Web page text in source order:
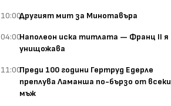
10:00Другият мит за Минотавъра
04:00Наполеон иска титлата — Франц II я
унищожава
11:00Преди 100 години Гертруд Едерле
преплува Ламанша по-бързо от всеки
мъж